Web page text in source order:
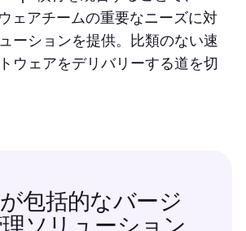
ェアチームの重要なニーズに対
ーションを提供。比類のない速
ウェアをデリバリーする道を切
包括的なバージ
ソリューション